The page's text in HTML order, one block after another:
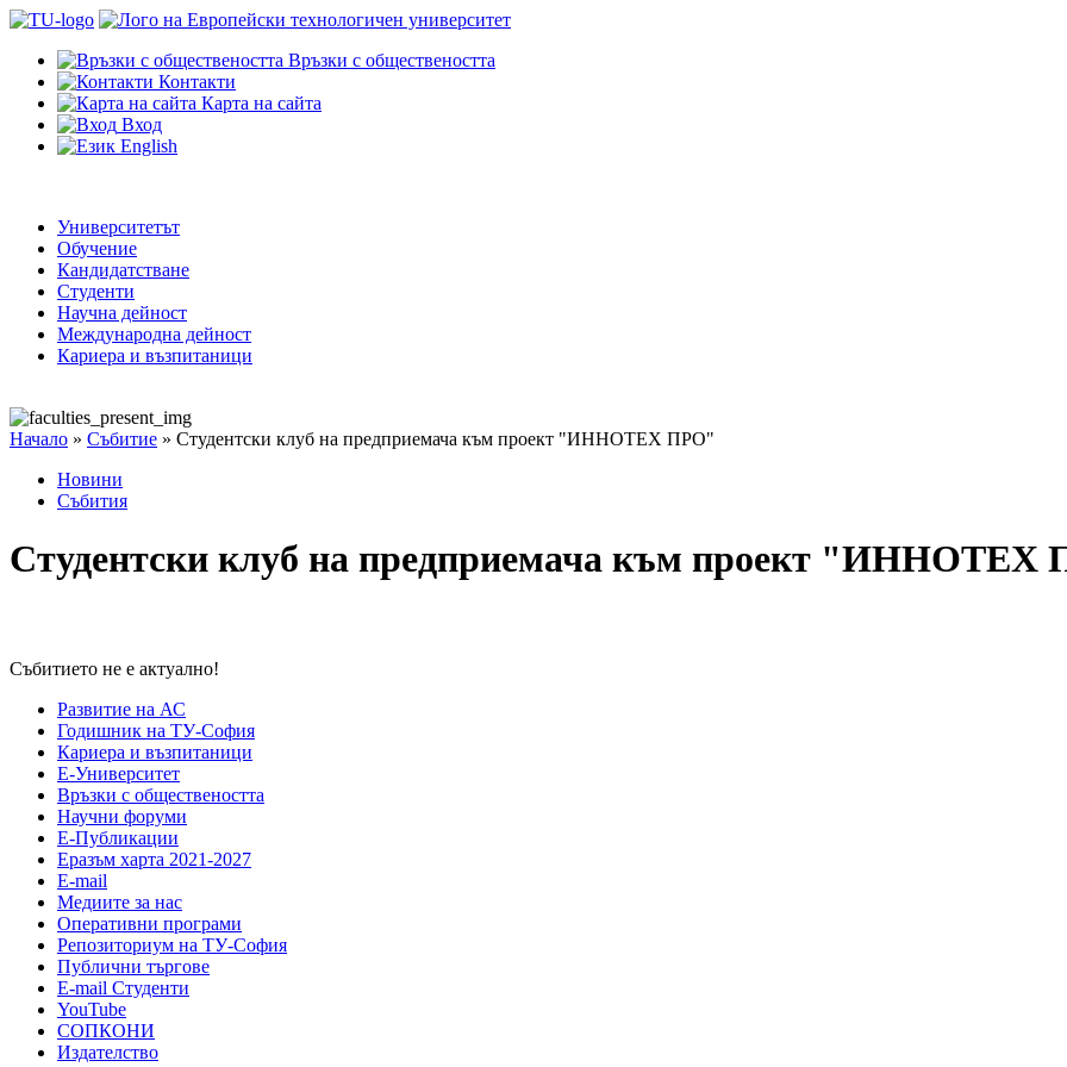
Връзки с обществеността
Контакти
Карта на сайта
Вход
English
Университетът
Обучение
Кандидатстване
Студенти
Научна дейност
Международна дейност
Кариера и възпитаници
Начало » Събитие » Студентски клуб на предприемача към проект "ИННОТЕХ ПРО"
Новини
Събития
Студентски клуб на предприемача към проект
Събитието не е актуално!
Развитие на АС
Годишник на ТУ-София
Кариера и възпитаници
Е-Университет
Връзки с обществеността
Научни форуми
Е-Публикации
Еразъм харта 2021-2027
E-mail
Медиите за нас
Оперативни програми
Репозиториум на ТУ-София
Публични търгове
Е-mail Студенти
YouTube
СОПКОНИ
Издателство